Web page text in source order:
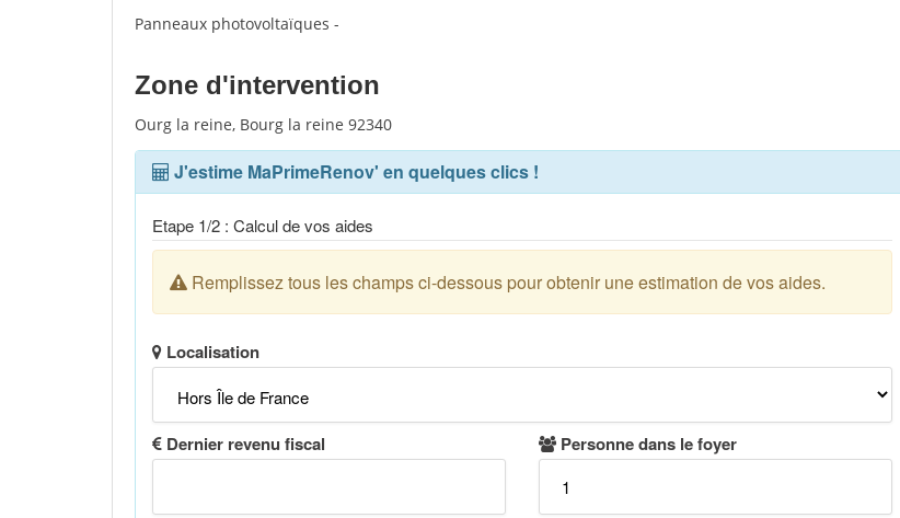
Panneaux photovoltaïques -
Zone d'intervention
Ourg la reine, Bourg la reine 92340